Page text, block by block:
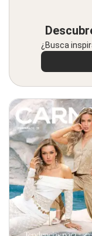
¿Busca